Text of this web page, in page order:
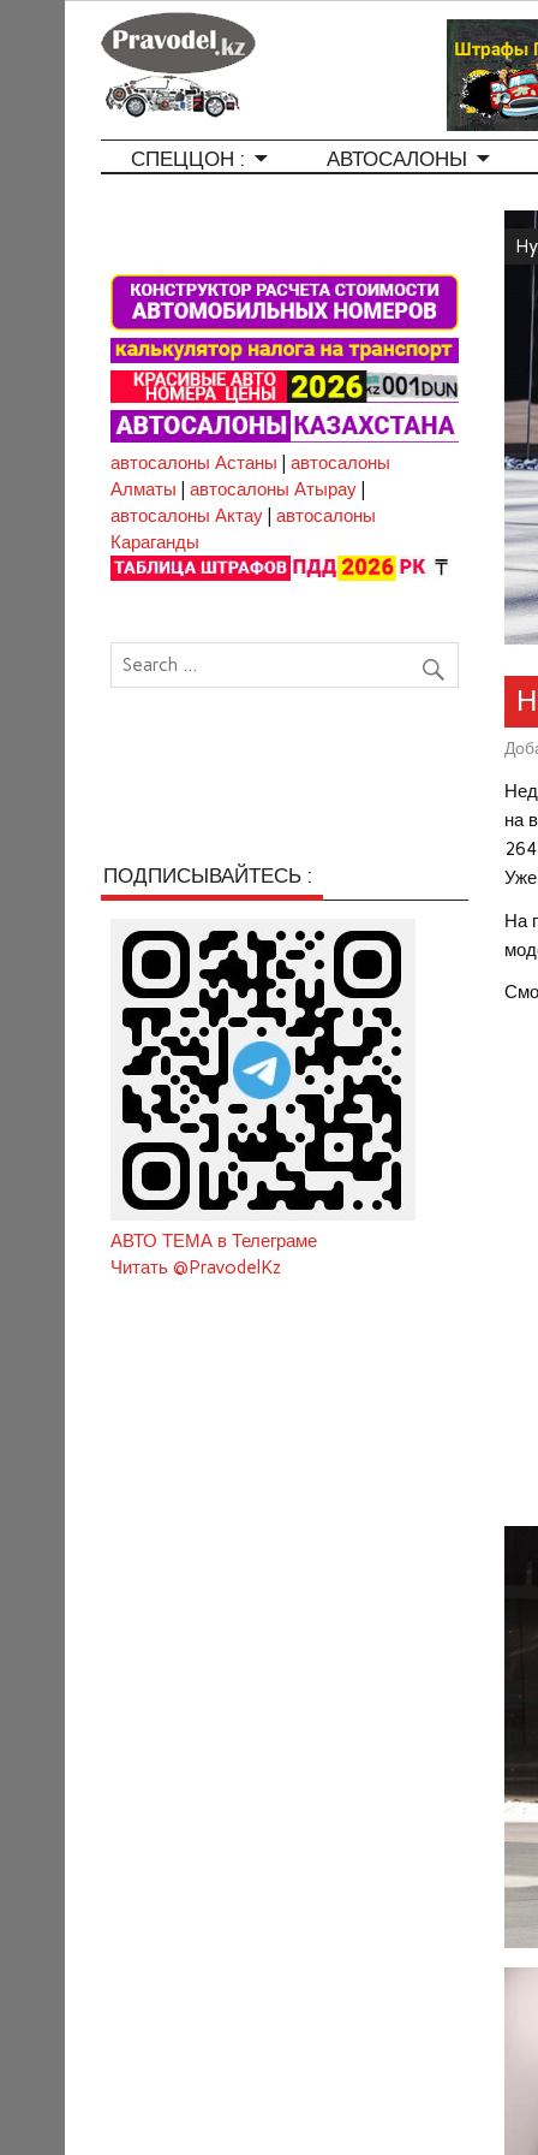
СПЕЦЦОН : АВТОСАЛОНЫ
на
На
автосалоны Астаны
автосалоны
Алматы
автосалоны Атырау|
автосалоны Актау| автосалоны
Караганды
ПОДПИСЫВАЙТЕСЬ :
АВТО ТЕМА в Телеграме
Читать @PravodelKz